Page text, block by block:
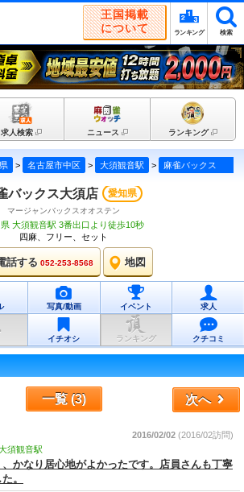
王国掲載
について
ランキング 検索
求人検索 ニュース ランキング
> 名古屋市中区 > 大須観音駅 > 麻雀バックス大須店
バックス大須店 愛知県
マージャンバックスオオステン
大須観音駅 3番出口より徒歩10秒
四麻、フリー、セット
話する 052-253-8568 地図
写真/動画 イベント 求人
イチオシ ランキング クチコミ
一覧 (3) 次へ
須観音駅
かなり居心地がよかったです。店員さんも丁寧
。
2016/02/02 (2016/02訪問)